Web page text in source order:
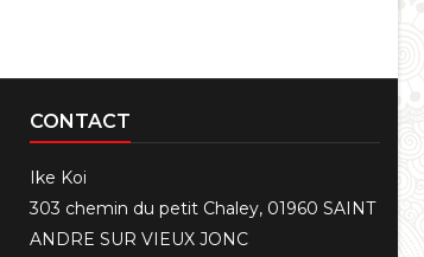
CONTACT
Ike Koi
303 chemin du petit Chaley, 01960 SAINT
ANDRE SUR VIEUX JONC